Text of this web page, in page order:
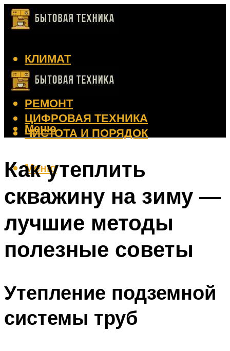
КЛИМАТ
КРАСОТА
КУХНЯ
РЕМОНТ
ЦИФРОВАЯ ТЕХНИКА
ЧИСТОТА И ПОРЯДОК
Меню
Меню
Как утеплить
скважину на зиму —
лучшие методы
полезные советы
Утепление подземной
системы труб